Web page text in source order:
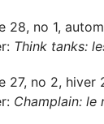
28, no 1,
Think tanks:
27, no 2, hiver
Champlain: le